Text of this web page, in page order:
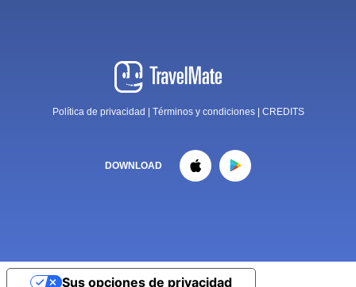
Política de privacidad Términos y condiciones CREDITS
DOWNLOAD
Sus opciones de privacidad